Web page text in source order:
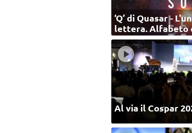
‘Q’ di Quasar -
lettera. Alfabeto
Al via il Cospar